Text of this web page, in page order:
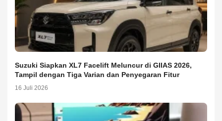
Suzuki Siapkan XL7 Facelift Meluncur di GIIAS 2026,
Tampil dengan Tiga Varian dan Penyegaran Fitur
16 Juli 2026